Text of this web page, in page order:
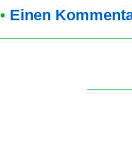
• Einen